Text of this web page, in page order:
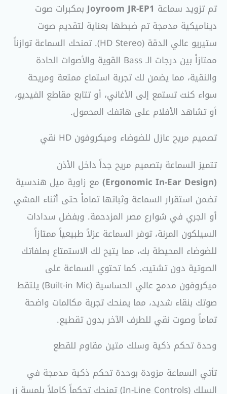
تم تزويد سماعة Joyroom JR-EP1بمكبرات صوت
ديناميكية مدمجة تم ضبطها بعناية لتقديم صوت
ستيريو عالي الدقة (HD Stereo). تمنحك السماعة توازناً
ممتازاً بين درجات الـ Bass القوية والأصوات الحادة
والنقية، مما يضمن لك تجربة استماع ممتعة ومريحة
سواء كنت تستمع إلى الأغاني، أو تتابع مقاطع الفيديو،
أو تشاهد الأفلام على هاتفك المحمول.
تصميم مريح عازل للضوضاء وميكروفون HD نقي
تتميز السماعة بتصميم مريح جداً داخل الأذن
(Ergonomic In-Ear Design)
مع زاوية ميل هندسية
تضمن استقرار السماعة وثباتها تماماً حتى أثناء المشي
أو الجري في شوارع مصر المزدحمة. وبفضل سدادات
السيلكون المرنة، توفر السماعة عزلاً طبيعياً ممتازاً
للضوضاء المحيطة بك، مما يتيح لك الاستمتاع بملفاتك
الصوتية دون تشتيت. كما تحتوي السماعة على
ميكروفون مدمج عالي الحساسية (Built-in Mic) يلتقط
صوتك بنقاء شديد، مما يمنحك تجربة مكالمات واضحة
تماماً وصوت نقي للطرف الآخر بدون تقطيع.
وحدة تحكم ذكية وسلك متين مقاوم للقطع
تأتي السماعة مزودة بوحدة تحكم ذكية مدمجة في
السلك (In-Line Controls) تمنحك تحكماً كاملاً بلمسة زر